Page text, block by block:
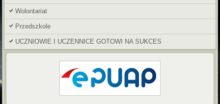
Wolontariat
Przedszkole
UCZNIOWIE I UCZENNICE GOTOWI NA SUKCES